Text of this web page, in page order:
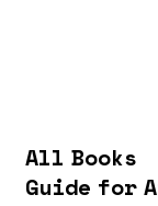
All Books
Guide for